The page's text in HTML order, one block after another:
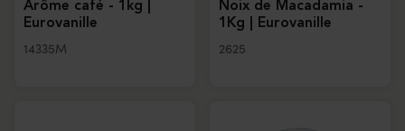
Arôme café - 1kg |
Eurovanille
14335M
Noix de Macadamia -
1Kg | Eurovanille
2625